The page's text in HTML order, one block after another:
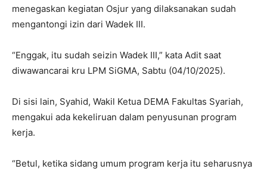
menegaskan kegiatan Osjur yang dilaksanakan sudah
mengantongi izin dari Wadek III.
“Enggak, itu sudah seizin Wadek III,” kata Adit saat
diwawancarai kru LPM SiGMA, Sabtu (04/10/2025).
Di sisi lain, Syahid, Wakil Ketua DEMA Fakultas Syariah,
mengakui ada kekeliruan dalam penyusunan program
kerja.
“Betul, ketika sidang umum program kerja itu seharusnya